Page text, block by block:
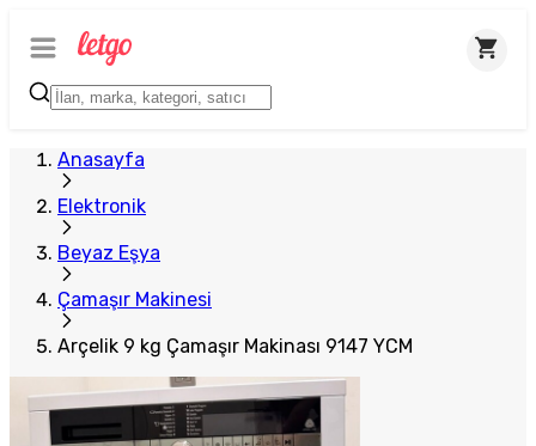
Anasayfa
Elektronik
Beyaz Eşya
Çamaşır Makinesi
Arçelik 9 kg Çamaşır Makinası 9147 YCM
Plus Satıcı